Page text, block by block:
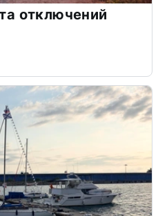
отключений